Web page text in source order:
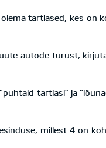
tartlased, kes on
autode turust,
tartlasi” ja
millest 4 on